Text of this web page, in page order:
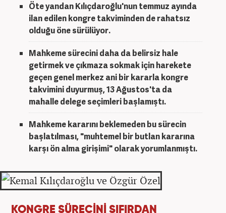
Öte yandan Kılıçdaroğlu'nun temmuz ayında
ilan edilen kongre takviminden de rahatsız
olduğu öne sürülüyor.
Mahkeme sürecini daha da belirsiz hale
getirmek ve çıkmaza sokmak için harekete
geçen genel merkez ani bir kararla kongre
takvimini duyurmuş, 13 Ağustos'ta da
mahalle delege seçimleri başlamıştı.
Mahkeme kararını beklemeden bu sürecin
başlatılması, "muhtemel bir butlan kararına
karşı ön alma girişimi" olarak yorumlanmıştı.
KONGRE SÜRECİNİ SIFIRDAN